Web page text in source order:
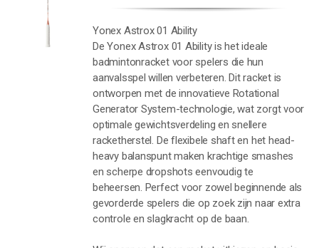
was:
€79.95.
is:
€64.95.
Yonex Astrox 01 Ability
De Yonex Astrox 01 Ability is het ideale
badmintonracket voor spelers die hun
aanvalsspel willen verbeteren. Dit racket is
ontworpen met de innovatieve Rotational
Generator System-technologie, wat zorgt voor
optimale gewichtsverdeling en snellere
racketherstel. De flexibele shaft en het head-
heavy balanspunt maken krachtige smashes
en scherpe dropshots eenvoudig te
beheersen. Perfect voor zowel beginnende als
gevorderde spelers die op zoek zijn naar extra
controle en slagkracht op de baan.